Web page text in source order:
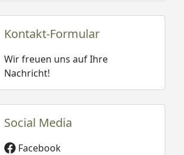
Kontakt-Formular
Wir freuen uns auf Ihre
Nachricht!
Social Media
Facebook